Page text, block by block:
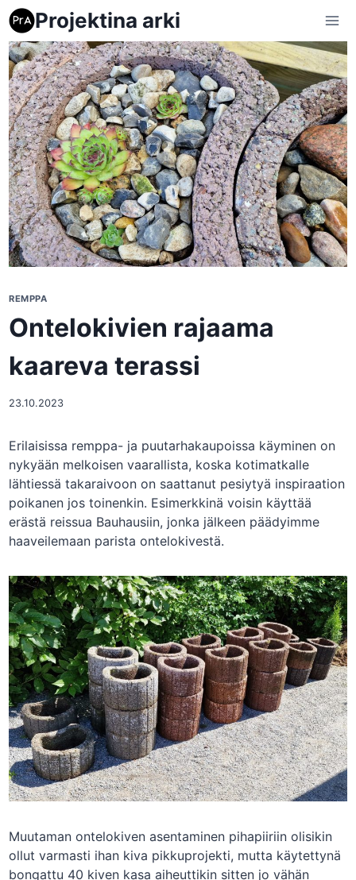
Siirry
sisältöönProjektina arki
REMPPA
Ontelokivien rajaama
kaareva terassi
23.10.2023
Erilaisissa remppa- ja puutarhakaupoissa käyminen on
nykyään melkoisen vaarallista, koska kotimatkalle
lähtiessä takaraivoon on saattanut pesiytyä inspiraation
poikanen jos toinenkin. Esimerkkinä voisin käyttää
erästä reissua Bauhausiin, jonka jälkeen päädyimme
haaveilemaan parista ontelokivestä.
Muutaman ontelokiven asentaminen pihapiiriin olisikin
ollut varmasti ihan kiva pikkuprojekti, mutta käytettynä
bongattu 40 kiven kasa aiheuttikin sitten jo vähän